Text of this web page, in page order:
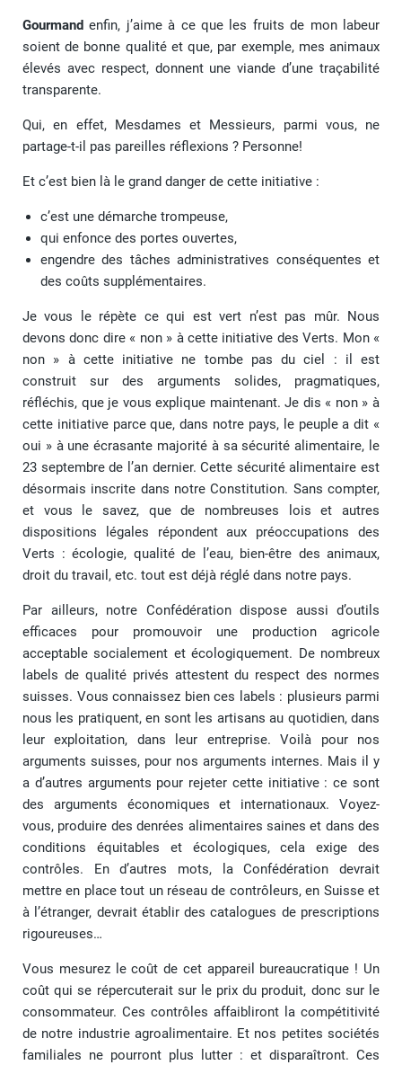
Gourmand enfin, j’aime à ce que les fruits de mon labeur
soient de bonne qualité et que, par exemple, mes animaux
élevés avec respect, donnent une viande d’une traçabilité
transparente.
Qui, en effet, Mesdames et Messieurs, parmi vous, ne
partage-t-il pas pareilles réflexions ? Personne!
Et c’est bien là le grand danger de cette initiative :
c’est une démarche trompeuse,
qui enfonce des portes ouvertes,
engendre des tâches administratives conséquentes et
des coûts supplémentaires.
Je vous le répète ce qui est vert n’est pas mûr. Nous
devons donc dire « non » à cette initiative des Verts. Mon «
non » à cette initiative ne tombe pas du ciel : il est
construit sur des arguments solides, pragmatiques,
réfléchis, que je vous explique maintenant. Je dis « non » à
cette initiative parce que, dans notre pays, le peuple a dit «
oui » à une écrasante majorité à sa sécurité alimentaire, le
23 septembre de l’an dernier. Cette sécurité alimentaire est
désormais inscrite dans notre Constitution. Sans compter,
et vous le savez, que de nombreuses lois et autres
dispositions légales répondent aux préoccupations des
Verts : écologie, qualité de l’eau, bien-être des animaux,
droit du travail, etc. tout est déjà réglé dans notre pays.
Par ailleurs, notre Confédération dispose aussi d’outils
efficaces pour promouvoir une production agricole
acceptable socialement et écologiquement. De nombreux
labels de qualité privés attestent du respect des normes
suisses. Vous connaissez bien ces labels : plusieurs parmi
nous les pratiquent, en sont les artisans au quotidien, dans
leur exploitation, dans leur entreprise. Voilà pour nos
arguments suisses, pour nos arguments internes. Mais il y
a d’autres arguments pour rejeter cette initiative : ce sont
des arguments économiques et internationaux. Voyez-
vous, produire des denrées alimentaires saines et dans des
conditions équitables et écologiques, cela exige des
contrôles. En d’autres mots, la Confédération devrait
mettre en place tout un réseau de contrôleurs, en Suisse et
à l’étranger, devrait établir des catalogues de prescriptions
rigoureuses…
Vous mesurez le coût de cet appareil bureaucratique ! Un
coût qui se répercuterait sur le prix du produit, donc sur le
consommateur. Ces contrôles affaibliront la compétitivité
de notre industrie agroalimentaire. Et nos petites sociétés
familiales ne pourront plus lutter : et disparaîtront. Ces